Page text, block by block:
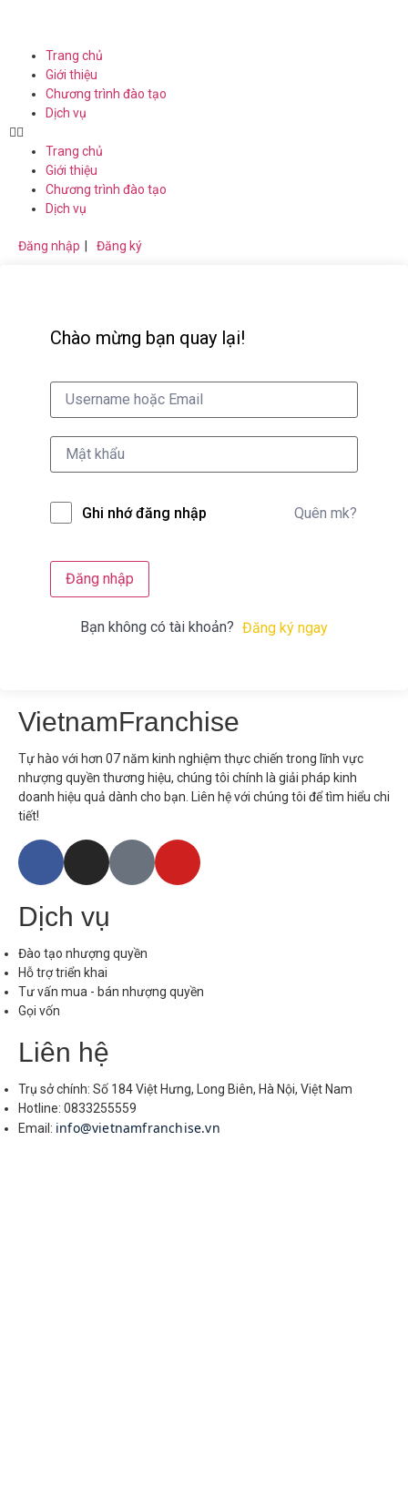
Trang chủ
Giới thiệu
Chương trình đào tạo
Dịch vụ
Trang chủ
Giới thiệu
Chương trình đào tạo
Dịch vụ
Đăng nhập Đăng ký
Chào mừng bạn quay lại!
Ghi nhớ đăng nhập Quên mk?
Đăng nhập
Bạn không có tài khoản? Đăng ký ngay
VietnamFranchise
Tự hào với hơn 07 năm kinh nghiệm thực chiến trong lĩnh vực
nhượng quyền thương hiệu, chúng tôi chính là giải pháp kinh
doanh hiệu quả dành cho bạn. Liên hệ với chúng tôi để tìm hiểu chi
tiết!
Dịch vụ
Đào tạo nhượng quyền
Hỗ trợ triển khai
Tư vấn mua - bán nhượng quyền
Gọi vốn
Liên hệ
Trụ sở chính: Số 184 Việt Hưng, Long Biên, Hà Nội, Việt Nam
Hotline: 0833255559
Email: info@vietnamfranchise.vn